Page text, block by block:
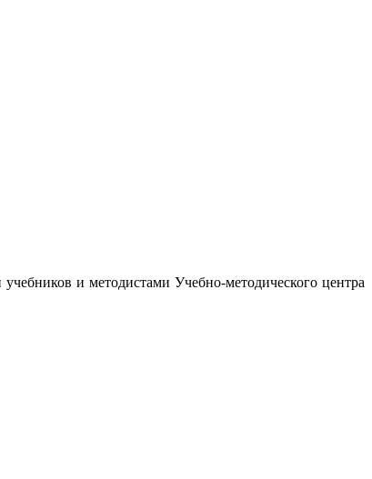
и методистами Учебно-методического центра